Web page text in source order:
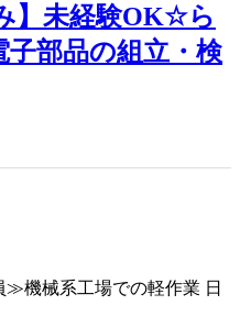
】未経験OK☆ら
子部品の組立・検
機械系工場での軽作業 日